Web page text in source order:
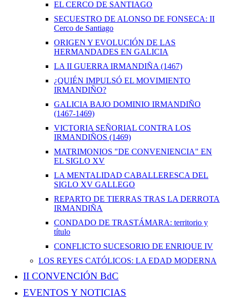
EL CERCO DE SANTIAGO
SECUESTRO DE ALONSO DE FONSECA: II
Cerco de Santiago
ORIGEN Y EVOLUCIÓN DE LAS
HERMANDADES EN GALICIA
LA II GUERRA IRMANDIÑA (1467)
¿QUIÉN IMPULSÓ EL MOVIMIENTO
IRMANDIÑO?
GALICIA BAJO DOMINIO IRMANDIÑO
(1467-1469)
VICTORIA SEÑORIAL CONTRA LOS
IRMANDIÑOS (1469)
MATRIMONIOS "DE CONVENIENCIA" EN
EL SIGLO XV
LA MENTALIDAD CABALLERESCA DEL
SIGLO XV GALLEGO
REPARTO DE TIERRAS TRAS LA DERROTA
IRMANDIÑA
CONDADO DE TRASTÁMARA: territorio y
título
CONFLICTO SUCESORIO DE ENRIQUE IV
LOS REYES CATÓLICOS: LA EDAD MODERNA
II CONVENCIÓN BdC
EVENTOS Y NOTICIAS